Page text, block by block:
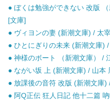
● ぼくは勉強ができない 改版
[文庫]
● ヴィヨンの妻 (新潮文庫) / 太
● ひとにぎりの未来 (新潮文庫)
● 神様のボート （新潮文庫） /
● ながい坂 上 (新潮文庫) / 山本
● 放課後の音符 改版 (新潮文庫
● 阿Q正伝 狂人日記 他十二篇